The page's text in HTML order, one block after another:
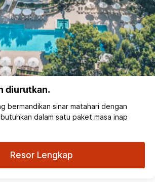
diurutkan.
bermandikan sinar matahari dengan
dalam satu paket masa inap
Resor Lengkap